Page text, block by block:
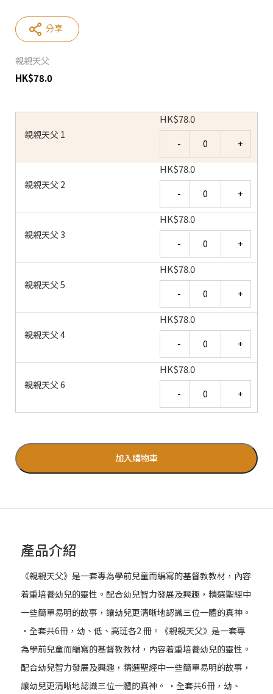
親親天父
HK$78.0
親親天父 1
HK$78.0
親親天父 2
HK$78.0
親親天父 3
HK$78.0
親親天父 5
HK$78.0
親親天父 4
HK$78.0
親親天父 6
HK$78.0
加入購物車
分享
產品介紹
《親親天父》是一套專為學前兒童而編寫的基督教教材，內容
着重培養幼兒的靈性。配合幼兒智力發展及興趣，精選聖經中
一些簡單易明的故事，讓幼兒更清晰地認識三位一體的真神。
‧全套共6冊，幼、低、高班各2 冊。《親親天父》是一套專
為學前兒童而編寫的基督教教材，內容着重培養幼兒的靈性。
配合幼兒智力發展及興趣，精選聖經中一些簡單易明的故事，
讓幼兒更清晰地認識三位一體的真神。 ‧全套共6冊，幼、